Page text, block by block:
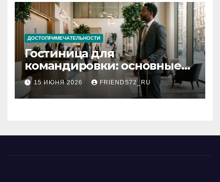
ДОСТОПРИМЕЧАТЕЛЬНОСТИ
Гостиница для
командировки: основные
критерии выбора
15 ИЮНЯ 2026 FRIENDS72_RU